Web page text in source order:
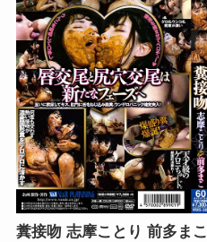
糞接吻 志摩ことり 前多まこ